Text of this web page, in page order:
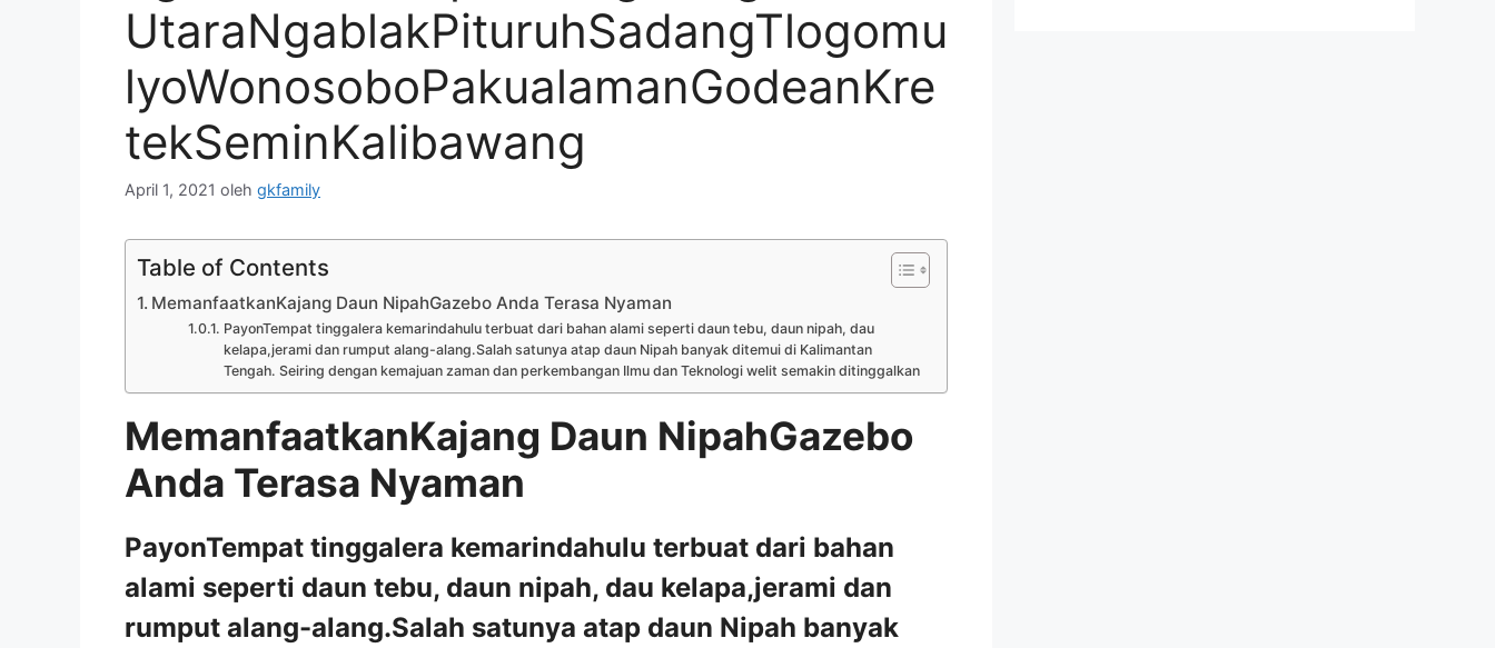
UtaraNgablakPituruhSadangTlogomu
lyoWonosoboPakualamanGodeanKre
tekSeminKalibawang
April 1, 2021 oleh gkfamily
Table of Contents
MemanfaatkanKajang Daun NipahGazebo Anda Terasa Nyaman
PayonTempat tinggalera kemarindahulu terbuat dari bahan alami seperti daun tebu, daun nipah, dau
kelapa,jerami dan rumput alang-alang.Salah satunya atap daun Nipah banyak ditemui di Kalimantan
Tengah. Seiring dengan kemajuan zaman dan perkembangan Ilmu dan Teknologi welit semakin ditinggalkan
MemanfaatkanKajang Daun NipahGazebo
Anda Terasa Nyaman
PayonTempat tinggalera kemarindahulu terbuat dari bahan
alami seperti daun tebu, daun nipah, dau kelapa,jerami dan
rumput alang-alang.Salah satunya atap daun Nipah banyak